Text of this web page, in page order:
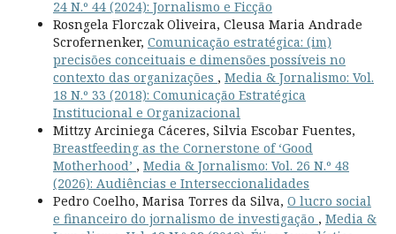
24 N.º 44 (2024): Jornalismo e Ficção
Rosngela Florczak Oliveira, Cleusa Maria Andrade
Scrofernenker, Comunicação estratégica: (im)
precisões conceituais e dimensões possíveis no
contexto das organizações , Media & Jornalismo: Vol.
18 N.º 33 (2018): Comunicação Estratégica
Institucional e Organizacional
Mittzy Arciniega Cáceres, Silvia Escobar Fuentes,
Breastfeeding as the Cornerstone of ‘Good
Motherhood’ , Media & Jornalismo: Vol. 26 N.º 48
(2026): Audiências e Interseccionalidades
Pedro Coelho, Marisa Torres da Silva, O lucro social
e financeiro do jornalismo de investigação , Media &